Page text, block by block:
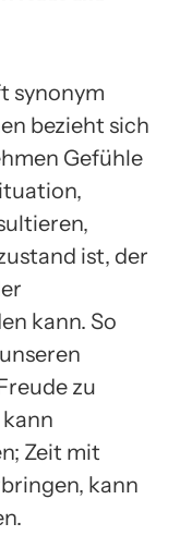
synonym
bezieht sich
Gefühle
ist, der
kann. So
zu
Zeit mit
kann